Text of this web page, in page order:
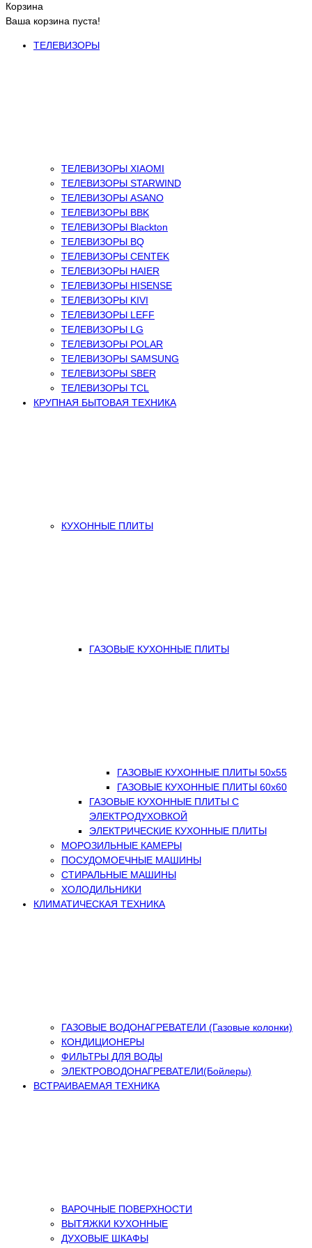
Корзина
Ваша корзина пуста!
ТЕЛЕВИЗОРЫ
ТЕЛЕВИЗОРЫ XIAOMI
ТЕЛЕВИЗОРЫ STARWIND
ТЕЛЕВИЗОРЫ ASANO
ТЕЛЕВИЗОРЫ BBK
ТЕЛЕВИЗОРЫ Blackton
ТЕЛЕВИЗОРЫ BQ
ТЕЛЕВИЗОРЫ CENTEK
ТЕЛЕВИЗОРЫ HAIER
ТЕЛЕВИЗОРЫ HISENSE
ТЕЛЕВИЗОРЫ KIVI
ТЕЛЕВИЗОРЫ LEFF
ТЕЛЕВИЗОРЫ LG
ТЕЛЕВИЗОРЫ POLAR
ТЕЛЕВИЗОРЫ SAMSUNG
ТЕЛЕВИЗОРЫ SBER
ТЕЛЕВИЗОРЫ TCL
КРУПНАЯ БЫТОВАЯ ТЕХНИКА
КУХОННЫЕ ПЛИТЫ
ГАЗОВЫЕ КУХОННЫЕ ПЛИТЫ
ГАЗОВЫЕ КУХОННЫЕ ПЛИТЫ 50х55
ГАЗОВЫЕ КУХОННЫЕ ПЛИТЫ 60х60
ГАЗОВЫЕ КУХОННЫЕ ПЛИТЫ С
ЭЛЕКТРОДУХОВКОЙ
ЭЛЕКТРИЧЕСКИЕ КУХОННЫЕ ПЛИТЫ
МОРОЗИЛЬНЫЕ КАМЕРЫ
ПОСУДОМОЕЧНЫЕ МАШИНЫ
СТИРАЛЬНЫЕ МАШИНЫ
ХОЛОДИЛЬНИКИ
КЛИМАТИЧЕСКАЯ ТЕХНИКА
ГАЗОВЫЕ ВОДОНАГРЕВАТЕЛИ (Газовые колонки)
КОНДИЦИОНЕРЫ
ФИЛЬТРЫ ДЛЯ ВОДЫ
ЭЛЕКТРОВОДОНАГРЕВАТЕЛИ(Бойлеры)
ВСТРАИВАЕМАЯ ТЕХНИКА
ВАРОЧНЫЕ ПОВЕРХНОСТИ
ВЫТЯЖКИ КУХОННЫЕ
ДУХОВЫЕ ШКАФЫ